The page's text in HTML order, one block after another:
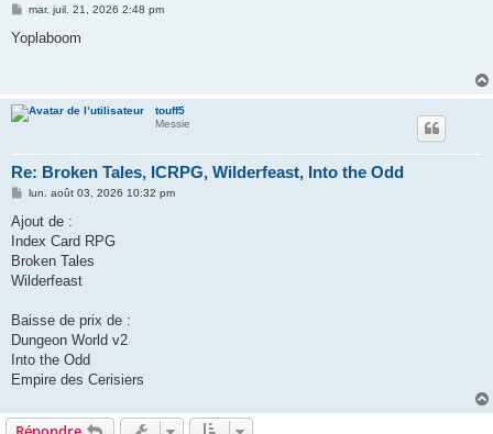
M
s
s
mar. juil. 21, 2026 2:48 pm
Yoplaboom
touff5
Messie
Re: Broken Tales, ICRPG, Wilderfeast, Into the Odd
M
s
a
g
lun. août 03, 2026 10:32 pm
Ajout de :
Index Card RPG
Broken Tales
Wilderfeast
Baisse de prix de :
Dungeon World v2
Into the Odd
Empire des Cerisiers